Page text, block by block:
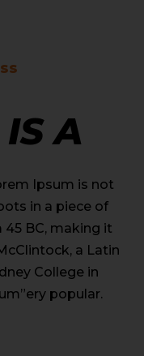
A
Ipsum is not
in a piece of
BC, making it
a Latin
College in
popular.